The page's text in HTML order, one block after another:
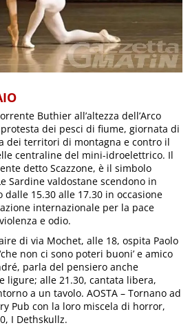
Buthier all’altezza dell’Arco
protesta dei pesci di fiume, giornata di
dei territori di montagna e contro il
centraline del mini-idroelettrico. Il
detto Scazzone, è il simbolo
Sardine valdostane scendono in
dalle 15.30 alle 17.30 in occasione
internazionale per la pace
e odio.
di via Mochet, alle 18, ospita Paolo
non ci sono poteri buoni’ e amico
parla del pensiero anche
ligure; alle 21.30, cantata libera,
a un tavolo. AOSTA – Tornano ad
Pub con la loro miscela di horror,
I Dethskullz.